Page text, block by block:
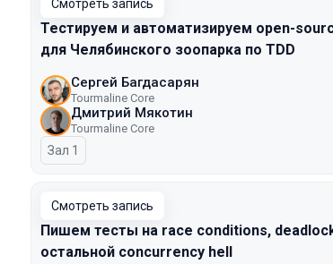
Смотреть запись
Тестируем и автоматизируем open-
для Челябинского зоопарка по TDD
Сергей Багдасарян
Tourmaline Core
Дмитрий Мякотин
Tourmaline Core
Зал 1
Смотреть запись
Пишем тесты на race conditions,
остальной concurrency hell